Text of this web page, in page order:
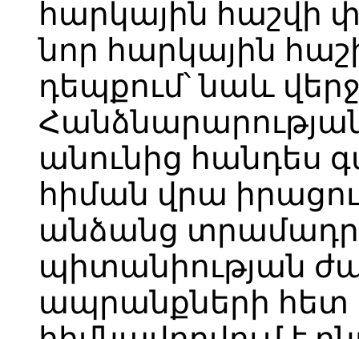
հարկային հաշվի
նոր հարկային
դեպքում՝ նաև
անունից հանդես
հիման վրա
անձանց
պիտանիության
ապրանքների հետ